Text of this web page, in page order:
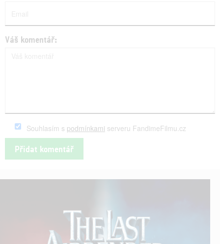
Váš komentář:
Souhlasím s podmínkami serveru FandimeFilmu.cz